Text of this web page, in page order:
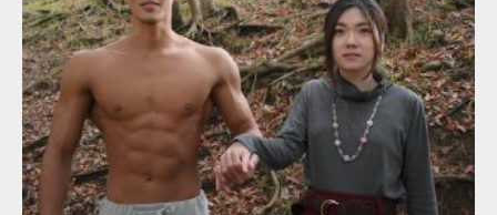
Update:2021.07.8
Category:公園のマッチョ その他 AKIHITO(細マッチョ) 大胸筋 腹筋
ダウンロード
TOKYO FMラジオ番組「ONE MORNING」
で紹介さ…
NHK「所さん！事件ですよ」に取材されまし
た（6/8放送）